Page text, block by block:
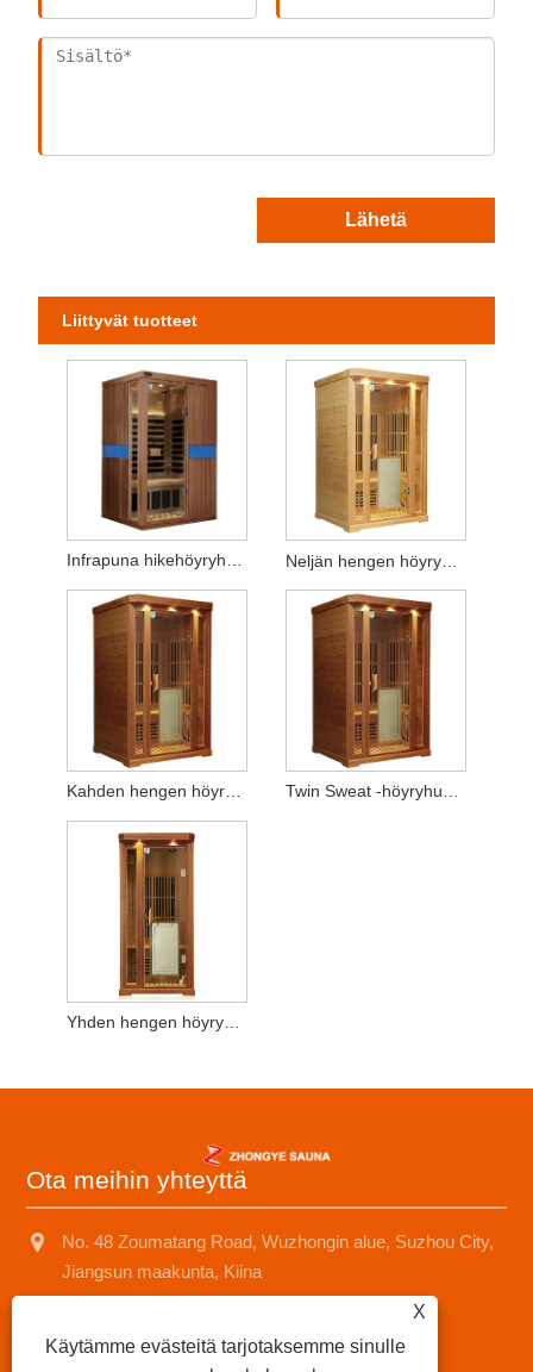
Lähetä
Liittyvät tuotteet
Neljän hengen höyryhuone
Kahden hengen höyryhuone Twin Sweat -höyryhuone
Yhden hengen höyryhuone
Ota meihin yhteyttä
No. 48 Zoumatang Road, Wuzhongin alue, Suzhou City,
Jiangsun maakunta, Kiina
saunad688@163.com
X
Käytämme evästeitä tarjotaksemme sinulle